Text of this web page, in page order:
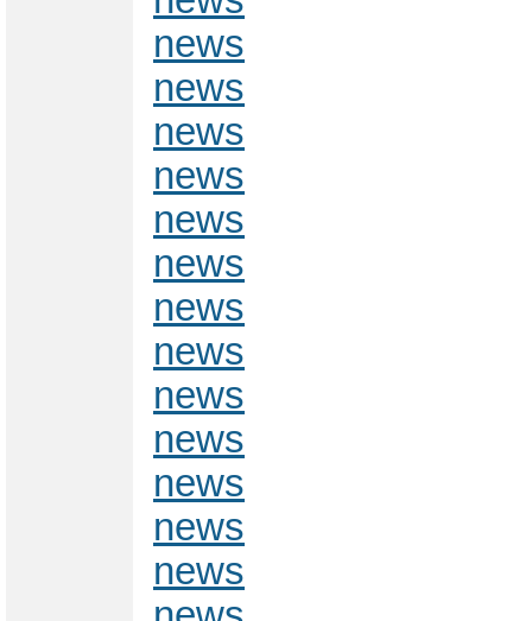
news
news
news
news
news
news
news
news
news
news
news
news
news